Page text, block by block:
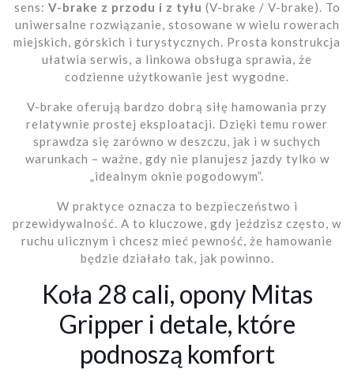
sens: V-brake z przodu i z tyłu (V-brake / V-brake). To
uniwersalne rozwiązanie, stosowane w wielu rowerach
miejskich, górskich i turystycznych. Prosta konstrukcja
ułatwia serwis, a linkowa obsługa sprawia, że
codzienne użytkowanie jest wygodne.
V-brake oferują bardzo dobrą siłę hamowania przy
relatywnie prostej eksploatacji. Dzięki temu rower
sprawdza się zarówno w deszczu, jak i w suchych
warunkach – ważne, gdy nie planujesz jazdy tylko w
„idealnym oknie pogodowym”.
W praktyce oznacza to bezpieczeństwo i
przewidywalność. A to kluczowe, gdy jeździsz często, w
ruchu ulicznym i chcesz mieć pewność, że hamowanie
będzie działało tak, jak powinno.
Koła 28 cali, opony Mitas
Gripper i detale, które
podnoszą komfort